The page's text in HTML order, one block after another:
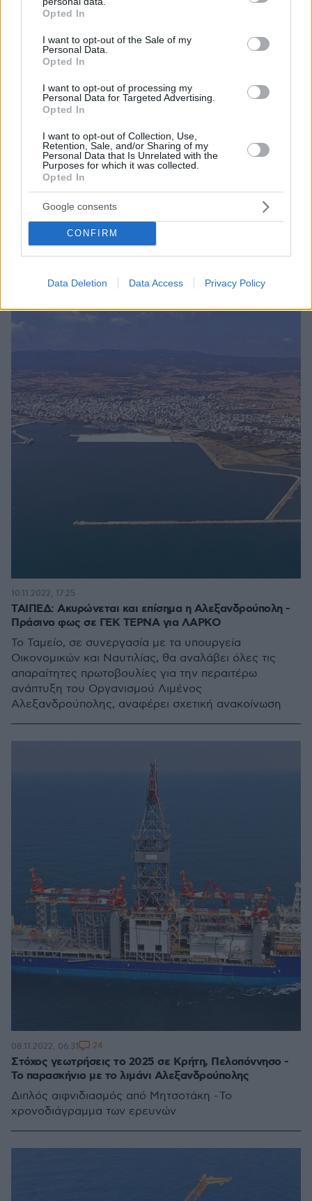
grant or deny consent to Google and its third-party tags to
use your data for below specified purposes in below Google
consent section.
Opted In
I want to opt-out of the Sale of my
Personal Data.
Opted In
I want to opt-out of processing my
Personal Data for Targeted Advertising.
Opted In
I want to opt-out of Collection, Use,
Retention, Sale, and/or Sharing of my
Personal Data that Is Unrelated with the
Purposes for which it was collected.
Opted In
Google consents
CONFIRM
Data Deletion Data Access Privacy Policy
Επενδύσεις για αναβάθμιση υποδομών στο στρατηγικής
σημασίας λιμάνι της Αλεξανδρούπολης
Το λιμάνι της Αλεξανδρούπολης αποτελεί τον
μοναδικό μεγάλο λιμένα της Θράκης και είναι ο
σπουδαιότερος εμπορικός κόμβος της ευρύτερης
περιοχής, καθώς εξυπηρετεί επιβατηγά, εμπορικά,
12.11.2022, 10:23 4
ΤΑΙΠΕΔ: Ακυρώνεται και επίσημα η Αλεξανδρούπολη -
Πράσινο φως σε ΓΕΚ ΤΕΡΝΑ για ΛΑΡΚΟ
Το Ταμείο, σε συνεργασία με τα υπουργεία
Οικονομικών και Ναυτιλίας, θα αναλάβει όλες τις
απαραίτητες πρωτοβουλίες για την περαιτέρω
ανάπτυξη του Οργανισμού Λιμένος
Αλεξανδρούπολης, αναφέρει σχετική ανακοίνωση
10.11.2022, 17:25
Στόχος γεωτρήσεις το 2025 σε Κρήτη, Πελοπόννησο -
Το παρασκήνιο με το λιμάνι Αλεξανδρούπολης
Διπλός αιφνιδιασμός από Μητσοτάκη - Το
χρονοδιάγραμμα των ερευνών
08.11.2022, 06:31 24